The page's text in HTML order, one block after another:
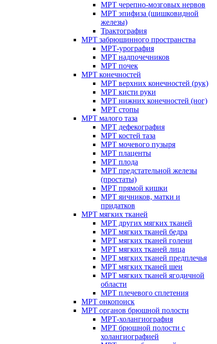
МРТ черепно-мозговых нервов
МРТ эпифиза (шишковидной
железы)
Трактография
МРТ забрюшинного пространства
МРТ-урография
МРТ надпочечников
МРТ почек
МРТ конечностей
МРТ верхних конечностей (рук)
МРТ кисти руки
МРТ нижних конечностей (ног)
МРТ стопы
МРТ малого таза
МРТ дефекография
МРТ костей таза
МРТ мочевого пузыря
МРТ плаценты
МРТ плода
МРТ предстательной железы
(простаты)
МРТ прямой кишки
МРТ яичников, матки и
придатков
МРТ мягких тканей
МРТ других мягких тканей
МРТ мягких тканей бедра
МРТ мягких тканей голени
МРТ мягких тканей лица
МРТ мягких тканей предплечья
МРТ мягких тканей шеи
МРТ мягких тканей ягодичной
области
МРТ плечевого сплетения
МРТ онкопоиск
МРТ органов брюшной полости
МРТ-холангиография
МРТ брюшной полости с
холангиографией